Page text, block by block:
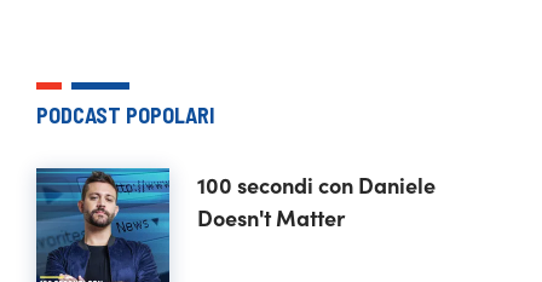
PODCAST POPOLARI
100 secondi con Daniele
Doesn't Matter